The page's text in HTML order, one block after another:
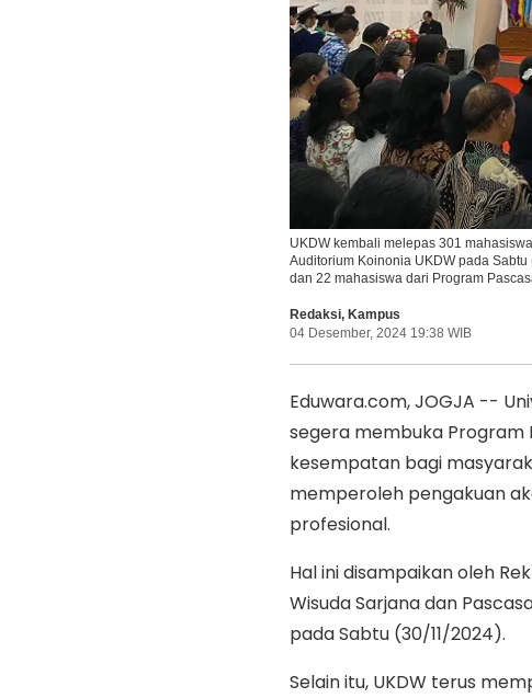
UKDW kembali melepas 301
Auditorium Koinonia UKDW pada
dan 22 mahasiswa dari Program
Redaksi, Kampus
04 Desember, 2024 19:38 WIB
Eduwara.com, JOGJA --
segera membuka Program
kesempatan bagi
memperoleh pengakuan
profesional.
Hal ini disampaikan oleh
Wisuda Sarjana dan
pada Sabtu (30/11/2024).
Selain itu, UKDW terus